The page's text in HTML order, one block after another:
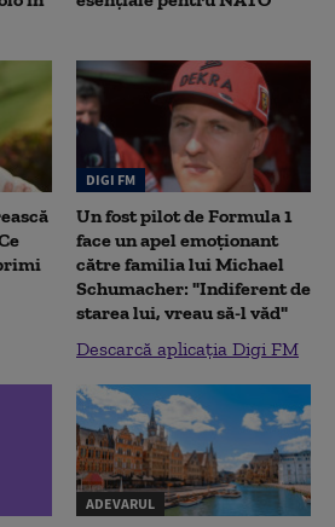
DIGI FM
Un fost pilot de Formula 1
face un apel emoționant
către familia lui Michael
Schumacher: "Indiferent de
starea lui, vreau să-l văd"
Descarcă aplicația Digi FM
ADEVARUL